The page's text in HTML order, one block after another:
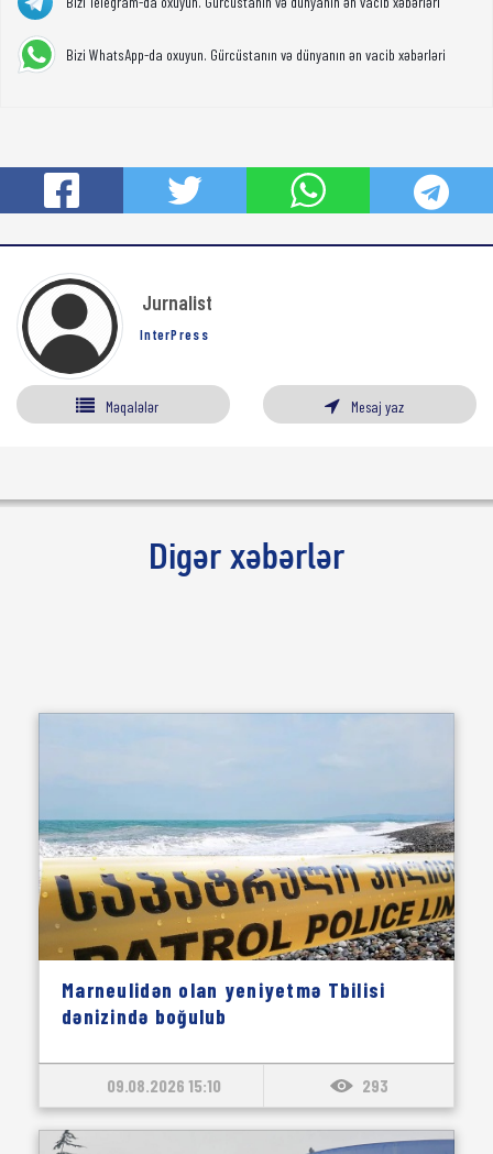
Bizi WhatsApp-da oxuyun. Gürcüstanın və dünyanın ən vacib xəbərləri
Jurnalist
InterPress
Məqalələr Mesaj yaz
Digər xəbərlər
Marneulidən olan yeniyetmə Tbilisi
dənizində boğulub
09.08.2026 15:10 293